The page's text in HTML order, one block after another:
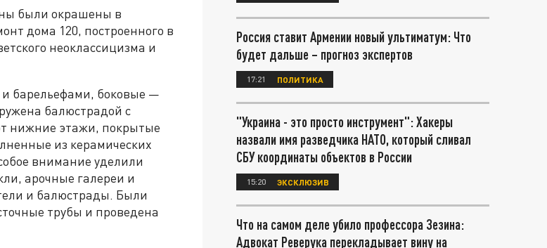
были окрашены в
дома 120, построенного в
неоклассицизма и
барельефами, боковые —
балюстрадой с
нижние этажи, покрытые
из керамических
внимание уделили
арочные галереи и
и балюстрады. Были
трубы и проведена
Россия ставит Армении новый ультиматум: Что
будет дальше – прогноз экспертов
17:21 ПОЛИТИКА
"Украина - это просто инструмент": Хакеры
назвали имя разведчика НАТО, который сливал
СБУ координаты объектов в России
15:20 ЭКСКЛЮЗИВ
Что на самом деле убило профессора Зезина:
Адвокат Реверука перекладывает вину на